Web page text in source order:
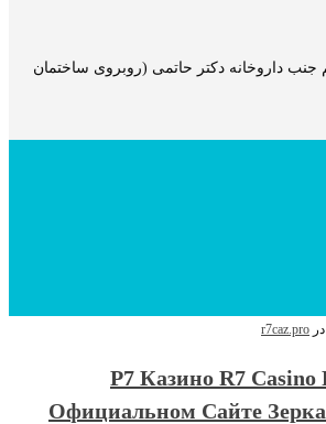
جنب داروخانه دکتر حاتمی (روبروی ساختمان
در r7caz.pro
Р7 Казино R7 Casino
Официальном Сайте